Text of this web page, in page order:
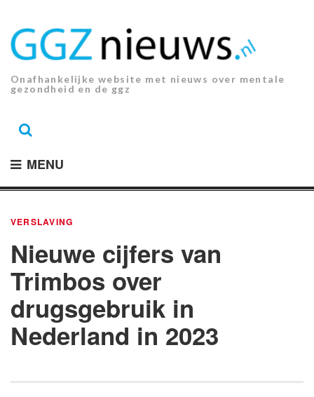
inhoud.
Onafhankelijke website met nieuws over mentale
gezondheid en de ggz
MENU
VERSLAVING
Nieuwe cijfers van
Trimbos over
drugsgebruik in
Nederland in 2023